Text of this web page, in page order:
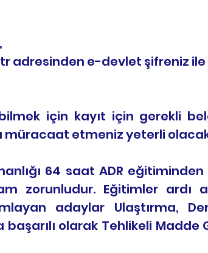
adresinden e-devlet şifreniz
için kayıt için gerekli
etmeniz yeterli
64 saat ADR
zorunludur. Eğitimler ardı
adaylar Ulaştırma,
olarak Tehlikeli Madde